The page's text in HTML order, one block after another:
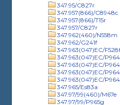
347.95/C827r
347.957(866)/C8948c
347.957(866)/T15r
347.957/C827r
347.962(460)/N558m
347.962/G241f
347.963(047)EC/
347.963(047)EC/
347.963(047)EC/
347.963(047)EC/
347.963(047)EC/
347.965/Es83a
347.97/99(460)/M67e
347.97/99/P965g